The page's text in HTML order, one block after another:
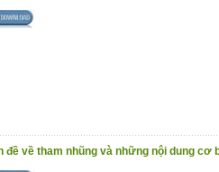
đề về tham nhũng và những nội dung cơ